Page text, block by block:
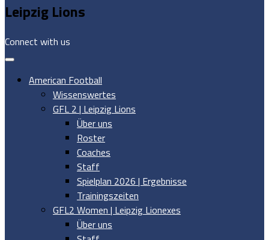
Leipzig Lions
Connect with us
American Football
Wissenswertes
GFL 2 | Leipzig Lions
Über uns
Roster
Coaches
Staff
Spielplan 2026 | Ergebnisse
Trainingszeiten
GFL2 Women | Leipzig Lionexes
Über uns